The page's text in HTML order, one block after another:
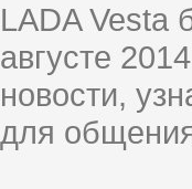
LADA Vesta
августе
новости,
для